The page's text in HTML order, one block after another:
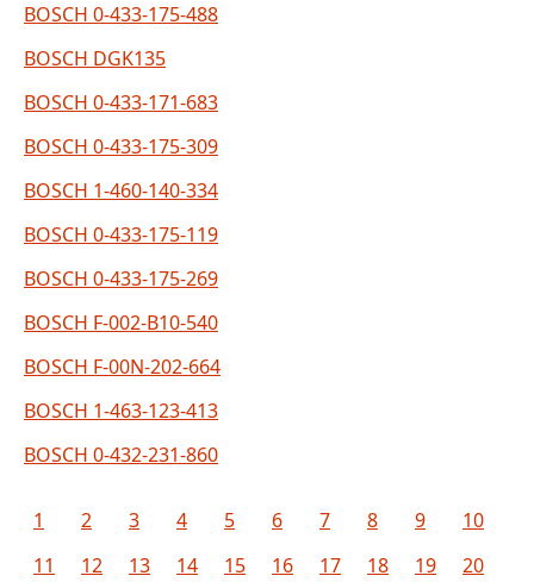
BOSCH 0-433-175-488
BOSCH DGK135
BOSCH 0-433-171-683
BOSCH 0-433-175-309
BOSCH 1-460-140-334
BOSCH 0-433-175-119
BOSCH 0-433-175-269
BOSCH F-002-B10-540
BOSCH F-00N-202-664
BOSCH 1-463-123-413
BOSCH 0-432-231-860
1 2 3 4 5 6 7 8 9
10
11
12 13 14 15 16 17 18 19 20